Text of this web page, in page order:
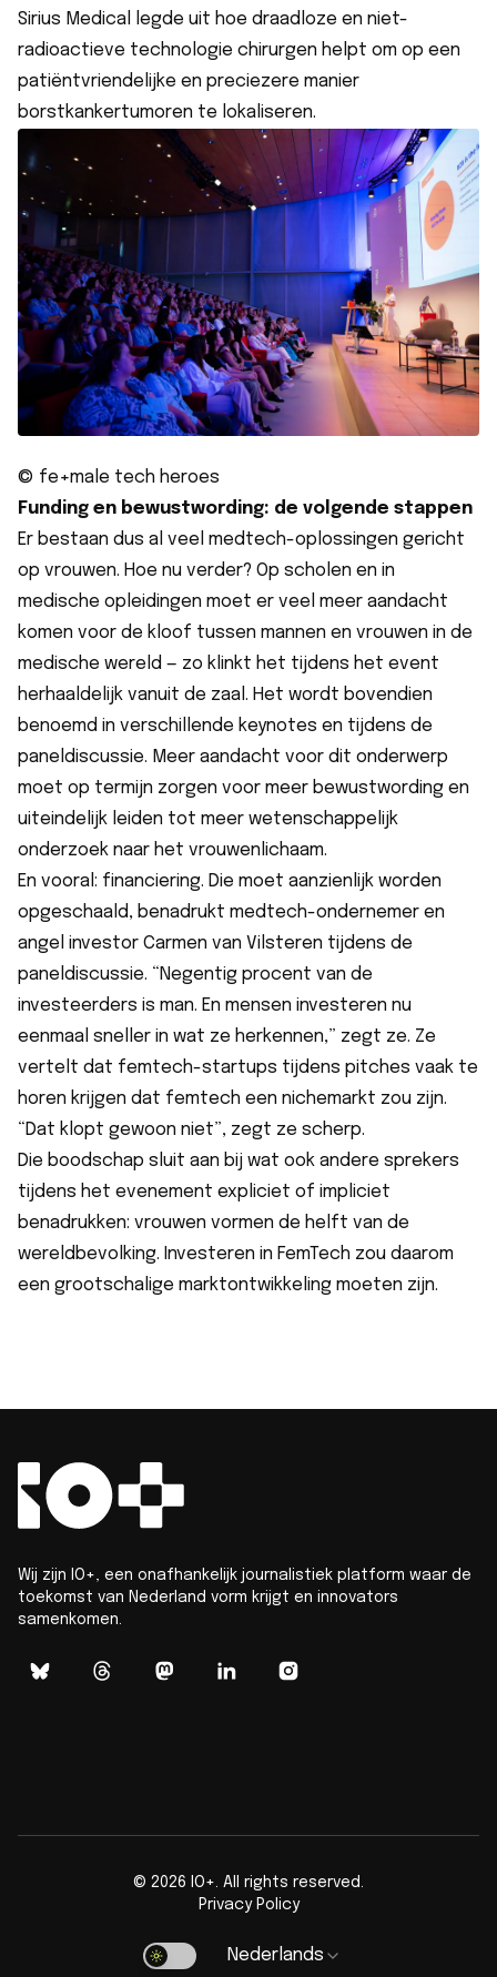
Sirius Medical legde uit hoe draadloze en niet-
radioactieve technologie chirurgen helpt om op een
patiëntvriendelijke en preciezere manier
borstkankertumoren te lokaliseren.
© fe+male tech heroes
Funding en bewustwording: de volgende stappen
Er bestaan dus al veel medtech-oplossingen gericht
op vrouwen. Hoe nu verder? Op scholen en in
medische opleidingen moet er veel meer aandacht
komen voor de kloof tussen mannen en vrouwen in de
medische wereld — zo klinkt het tijdens het event
herhaaldelijk vanuit de zaal. Het wordt bovendien
benoemd in verschillende keynotes en tijdens de
paneldiscussie. Meer aandacht voor dit onderwerp
moet op termijn zorgen voor meer bewustwording en
uiteindelijk leiden tot meer wetenschappelijk
onderzoek naar het vrouwenlichaam.
En vooral: financiering. Die moet aanzienlijk worden
opgeschaald, benadrukt medtech-ondernemer en
angel investor Carmen van Vilsteren tijdens de
paneldiscussie. “Negentig procent van de
investeerders is man. En mensen investeren nu
eenmaal sneller in wat ze herkennen,” zegt ze. Ze
vertelt dat femtech-startups tijdens pitches vaak te
horen krijgen dat femtech een nichemarkt zou zijn.
“Dat klopt gewoon niet”, zegt ze scherp.
Die boodschap sluit aan bij wat ook andere sprekers
tijdens het evenement expliciet of impliciet
benadrukken: vrouwen vormen de helft van de
wereldbevolking. Investeren in FemTech zou daarom
een grootschalige marktontwikkeling moeten zijn.
Wij zijn IO+, een onafhankelijk journalistiek platform waar de
toekomst van Nederland vorm krijgt en innovators
samenkomen.
© 2026 IO+. All rights reserved.
Privacy Policy
Nederlands